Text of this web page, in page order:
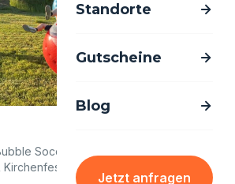
Standorte
Gutscheine
Blog
Jetzt anfragen
Soccer für Jugendkreis,